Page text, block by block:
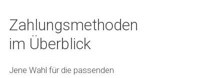
Zahlungsmethoden
im Überblick
Jene Wahl für die passenden